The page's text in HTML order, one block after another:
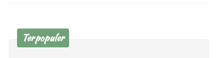
Terpopuler